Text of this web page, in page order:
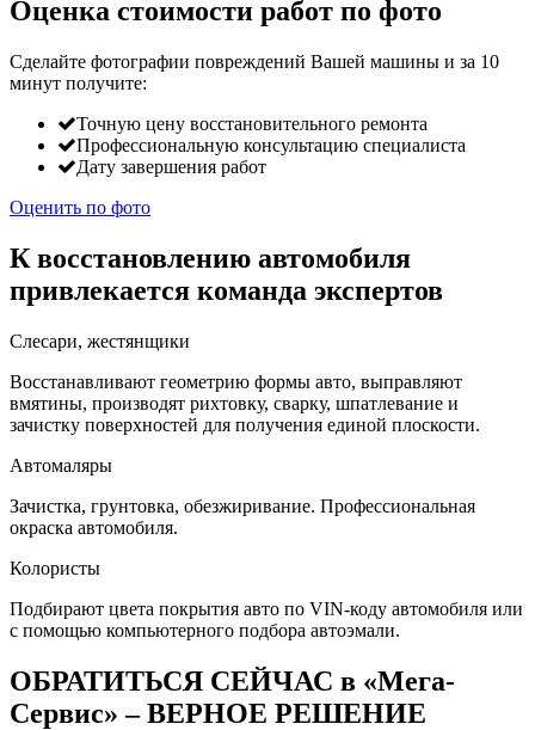
Оценка стоимости работ по фото
Сделайте фотографии повреждений Вашей машины и за 10
минут получите:
Точную цену восстановительного ремонта
Профессиональную консультацию специалиста
Дату завершения работ
Оценить по фото
К восстановлению автомобиля
привлекается команда экспертов
Слесари, жестянщики
Восстанавливают геометрию формы авто, выправляют
вмятины, производят рихтовку, сварку, шпатлевание и
зачистку поверхностей для получения единой плоскости.
Автомаляры
Зачистка, грунтовка, обезжиривание. Профессиональная
окраска автомобиля.
Колористы
Подбирают цвета покрытия авто по VIN-коду автомобиля или
с помощью компьютерного подбора автоэмали.
ОБРАТИТЬСЯ СЕЙЧАС в «Мега-
Сервис» – ВЕРНОЕ РЕШЕНИЕ